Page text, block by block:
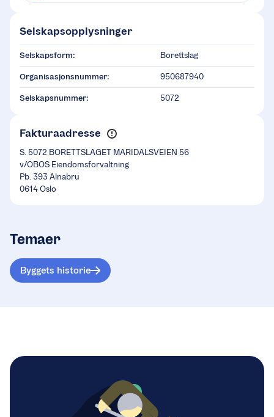
Selskapsopplysninger
Selskapsform: Borettslag
Organisasjonsnummer: 950687940
Selskapsnummer: 5072
Fakturaadresse
S. 5072 BORETTSLAGET MARIDALSVEIEN 56
v/OBOS Eiendomsforvaltning
Pb. 393 Alnabru
0614 Oslo
Temaer
Byggets historie